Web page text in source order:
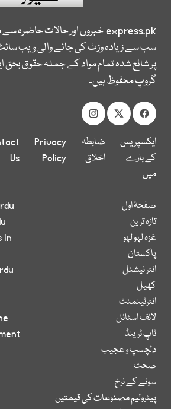
express.pkخبروں اور حالات حاضرہ
سب سے زیادہ وزٹ کی جانے والی ویب
پر شائع شدہ تمام مواد کے جملہ حقوق بحق
گروپ محفوظ ہیں۔
ایکسپریس
کے بارے
میں
ضابطہ
اخلاق
Privacy
Policy
Us
صفحۂ اول
تازہ ترین
غزہ لہو لہو
پاکستان
انٹر نیشنل
کھیل
انٹرٹینمنٹ
لائف اسٹائل
ٹاپ ٹرینڈ
دلچسپ و عجیب
صحت
سونے کے نرخ
پیٹرولیم مصنوعات کی قیمتیں
in